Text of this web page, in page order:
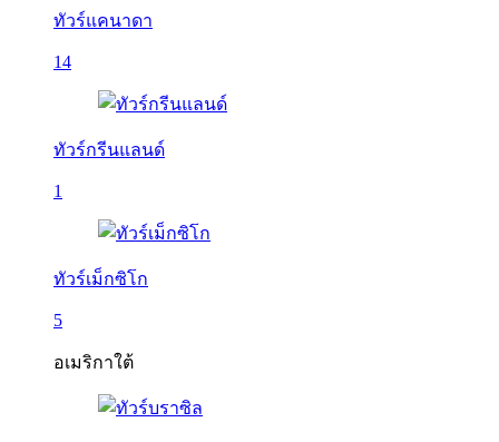
ทัวร์แคนาดา
14
ทัวร์กรีนแลนด์
1
ทัวร์เม็กซิโก
5
อเมริกาใต้